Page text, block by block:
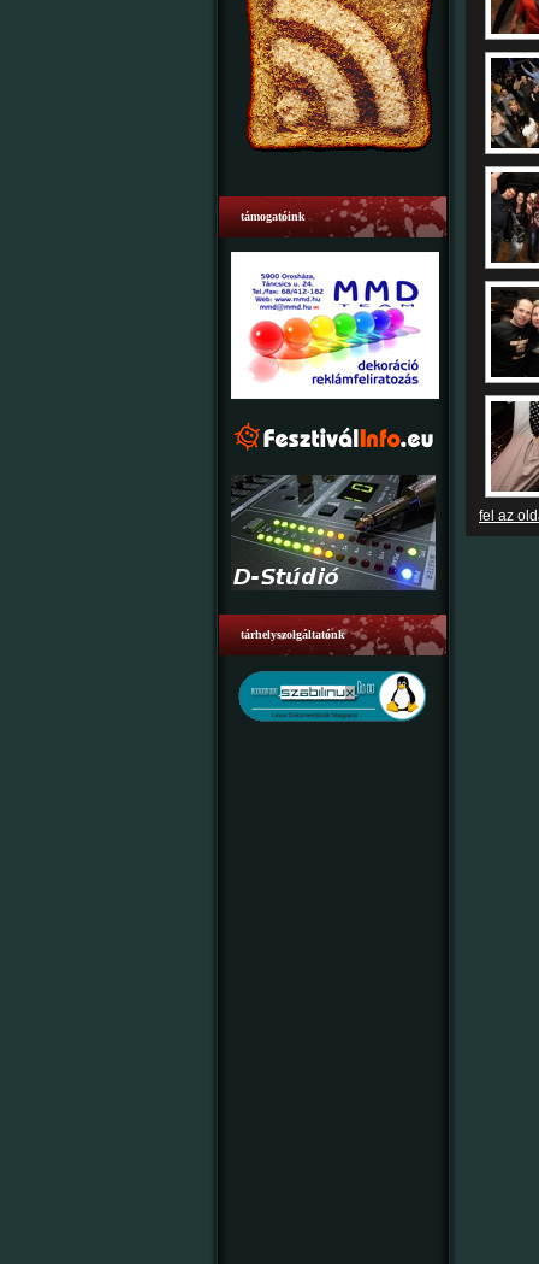
támogatóink
tárhelyszolgáltatónk
fel az